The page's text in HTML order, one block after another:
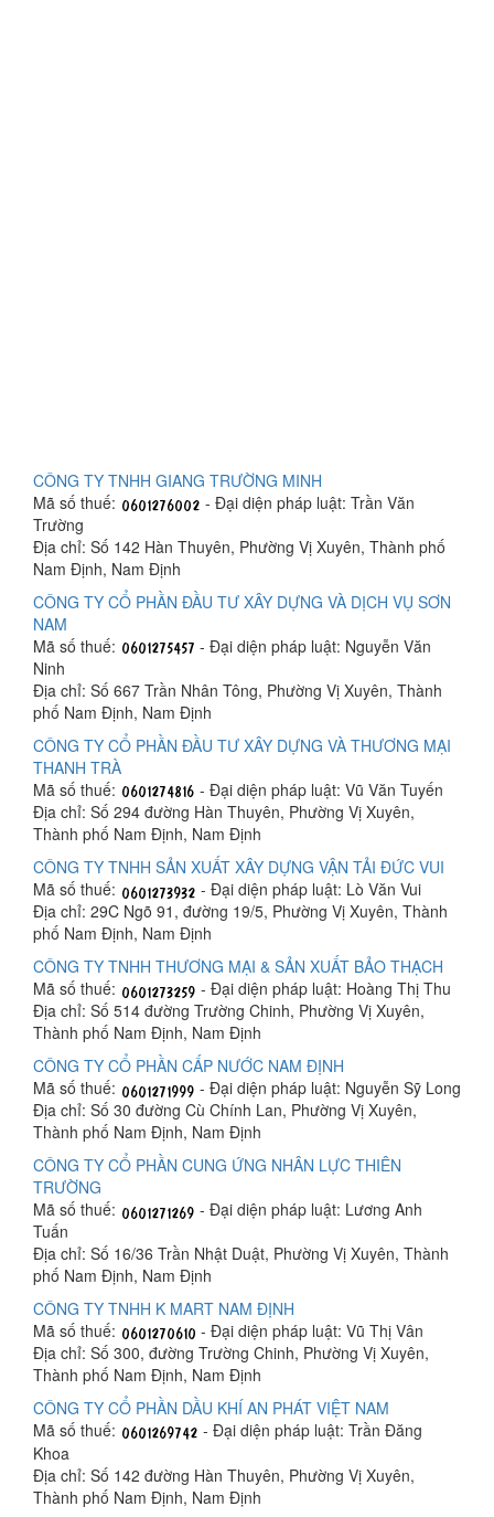
CÔNG TY TNHH GIANG TRƯỜNG MINH
Mã số thuế:
- Đại diện pháp luật: Trần Văn
Trường
Địa chỉ: Số 142 Hàn Thuyên, Phường Vị Xuyên, Thành phố
Nam Định, Nam Định
CÔNG TY CỔ PHẦN ĐẦU TƯ XÂY DỰNG VÀ DỊCH VỤ SƠN
NAM
Mã số thuế:
- Đại diện pháp luật: Nguyễn Văn
Ninh
Địa chỉ: Số 667 Trần Nhân Tông, Phường Vị Xuyên, Thành
phố Nam Định, Nam Định
CÔNG TY CỔ PHẦN ĐẦU TƯ XÂY DỰNG VÀ THƯƠNG MẠI
THANH TRÀ
Mã số thuế:
- Đại diện pháp luật: Vũ Văn Tuyến
Địa chỉ: Số 294 đường Hàn Thuyên, Phường Vị Xuyên,
Thành phố Nam Định, Nam Định
CÔNG TY TNHH SẢN XUẤT XÂY DỰNG VẬN TẢI ĐỨC VUI
Mã số thuế:
- Đại diện pháp luật: Lò Văn Vui
Địa chỉ: 29C Ngõ 91, đường 19/5, Phường Vị Xuyên, Thành
phố Nam Định, Nam Định
CÔNG TY TNHH THƯƠNG MẠI & SẢN XUẤT BẢO THẠCH
Mã số thuế:
- Đại diện pháp luật: Hoàng Thị Thu
Địa chỉ: Số 514 đường Trường Chinh, Phường Vị Xuyên,
Thành phố Nam Định, Nam Định
CÔNG TY CỔ PHẦN CẤP NƯỚC NAM ĐỊNH
Mã số thuế:
- Đại diện pháp luật: Nguyễn Sỹ Long
Địa chỉ: Số 30 đường Cù Chính Lan, Phường Vị Xuyên,
Thành phố Nam Định, Nam Định
CÔNG TY CỔ PHẦN CUNG ỨNG NHÂN LỰC THIÊN
TRƯỜNG
Mã số thuế:
- Đại diện pháp luật: Lương Anh
Tuấn
Địa chỉ: Số 16/36 Trần Nhật Duật, Phường Vị Xuyên, Thành
phố Nam Định, Nam Định
CÔNG TY TNHH K MART NAM ĐỊNH
Mã số thuế:
- Đại diện pháp luật: Vũ Thị Vân
Địa chỉ: Số 300, đường Trường Chinh, Phường Vị Xuyên,
Thành phố Nam Định, Nam Định
CÔNG TY CỔ PHẦN DẦU KHÍ AN PHÁT VIỆT NAM
Mã số thuế:
- Đại diện pháp luật: Trần Đăng
Khoa
Địa chỉ: Số 142 đường Hàn Thuyên, Phường Vị Xuyên,
Thành phố Nam Định, Nam Định